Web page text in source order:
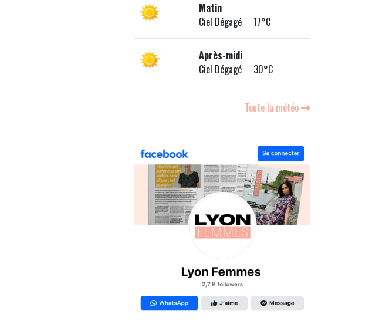
Matin
Ciel Dégagé 17°C
Après-midi
Ciel Dégagé 30°C
Toute la météo